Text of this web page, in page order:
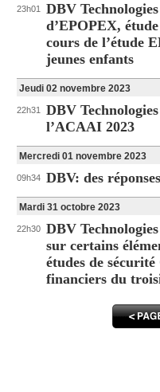
23h01
DBV
d’EPOPEX,
cours de l’étude
jeunes enfants
Jeudi 02 novembre 2023
22h31
DBV
l’ACAAI 2023
Mercredi 01 novembre 2023
09h34 DBV: des
Mardi 31 octobre 2023
22h30 DBV
sur certains
études de
financiers du